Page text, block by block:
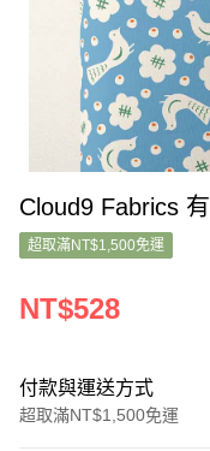
Cloud9 Fabrics
超取滿NT$1,500免運
NT$528
付款與運送方式
超取滿NT$1,500免運